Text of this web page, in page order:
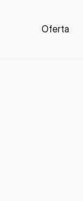
Oferta